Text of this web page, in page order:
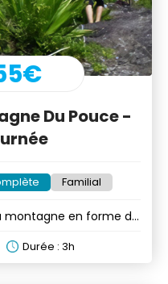
Du Pouce -
Familial
montagne en forme de
Durée : 3h